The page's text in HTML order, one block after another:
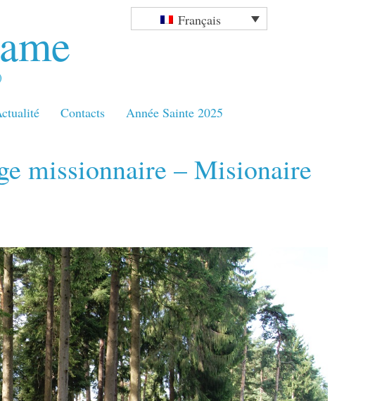
Français
Contacts Année Sainte 2025
missionnaire – Misionaire